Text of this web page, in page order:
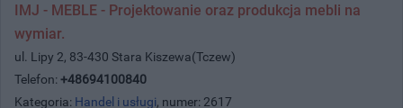
IMJ - MEBLE - Projektowanie oraz produkcja mebli na
wymiar.
ul. Lipy 2, 83-430 Stara Kiszewa(Tczew)
Telefon: +48694100840
Kategoria: Handel i usługi, numer: 2617